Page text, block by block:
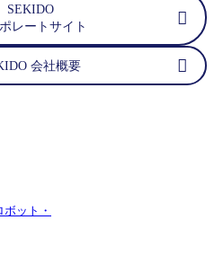
SEKIDO
レートサイト
会社概要
ボット・